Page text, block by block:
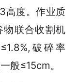
高度。作业质
联合收割机
破碎率
般≤15cm。